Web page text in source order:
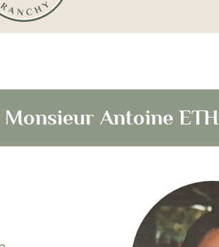
Monsieur Antoine